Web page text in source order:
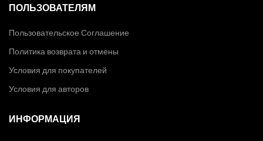
ПОЛЬЗОВАТЕЛЯМ
Пользовательское Соглашение
Политика возврата и отмены
Условия для покупателей
Условия для авторов
ИНФОРМАЦИЯ